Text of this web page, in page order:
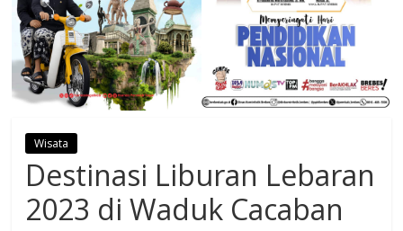
Wisata
Destinasi Liburan Lebaran
2023 di Waduk Cacaban